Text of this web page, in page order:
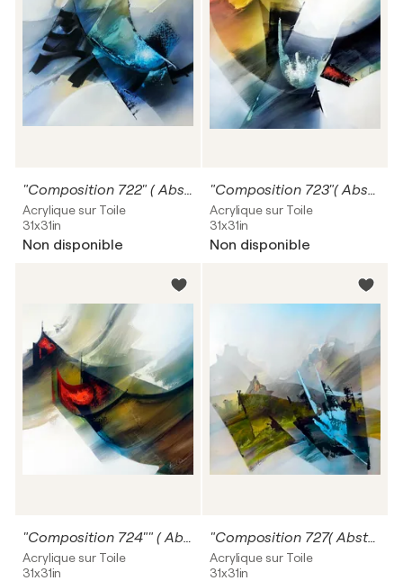
"Composition 722" ( Abstraction lyrique )
Acrylique sur Toile
31x31in
Non disponible
"Composition 723"( Abstraction lyrique )
Acrylique sur Toile
31x31in
Non disponible
"Composition 724"" ( Abstraction lyrique )
Acrylique sur Toile
31x31in
"Composition 727( Abstraction lyrique )
Acrylique sur Toile
31x31in